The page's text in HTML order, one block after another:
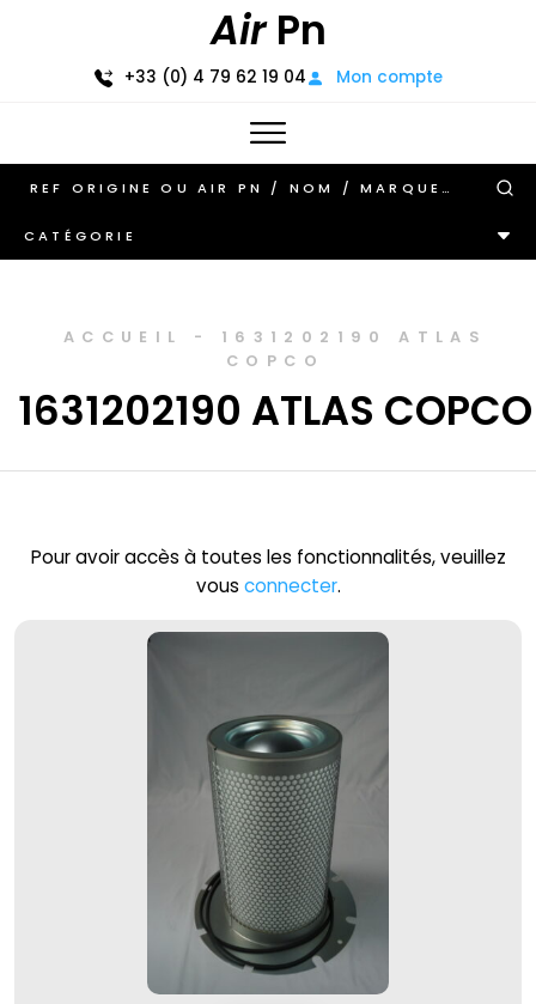
AirPn
+33 (0) 4 79 62 19 04 Mon compte
CATÉGORIE
ACCUEIL - 1631202190 ATLAS
COPCO
1631202190 ATLAS COPCO
Pour avoir accès à toutes les fonctionnalités, veuillez
vous connecter.